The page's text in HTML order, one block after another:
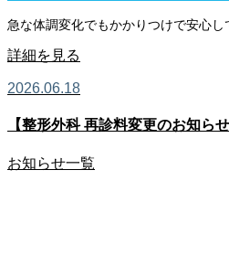
急な体調変化でもかかりつけで安心
詳細を見る
2026.06.18
【整形外科 再診料変更のお知らせ
お知らせ一覧